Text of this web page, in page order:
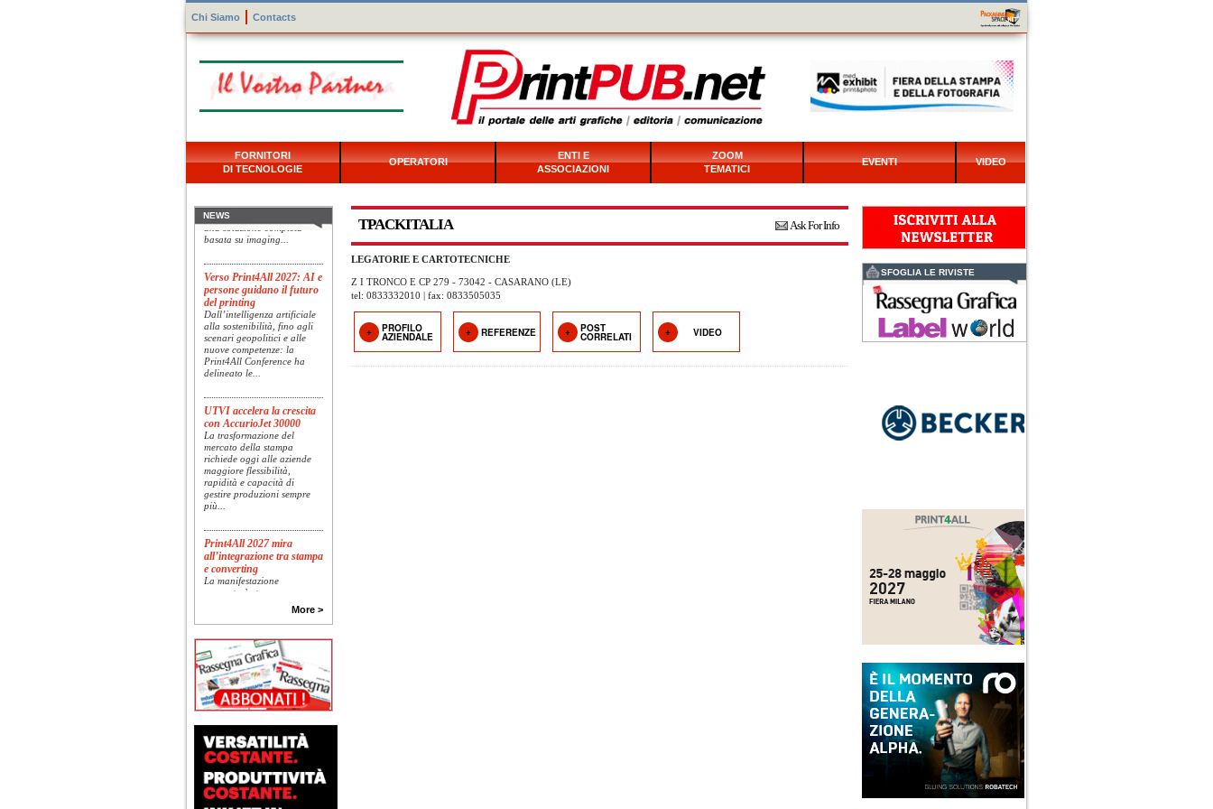
Chi Siamo Contacts
FORNITORI
DI TECNOLOGIE
OPERATORI
ENTI E
ASSOCIAZIONI
ZOOM
TEMATICI
EVENTI VIDEO
Ask For Info
TPACKITALIA
LEGATORIE E CARTOTECNICHE
Z I TRONCO E CP 279 - 73042 - CASARANO (LE)
tel: 0833332010 | fax: 0833505035
PROFILO
AZIENDALE REFERENZE POST
CORRELATI VIDEO
NEWS
Konica Minolta presenta
Specim RETEX
Konica Minolta, realtà di
presenta Specim RETEX,
una soluzione completa
basata su imaging...
Verso Print4All 2027: AI e
persone guidano il futuro
del printing
Dall’intelligenza artificiale
alla sostenibilità, fino agli
scenari geopolitici e alle
nuove competenze: la
Print4All Conference ha
delineato le...
UTVI accelera la crescita
con AccurioJet 30000
La trasformazione del
mercato della stampa
richiede oggi alle aziende
maggiore flessibilità,
rapidità e capacità di
gestire produzioni sempre
più...
Print4All 2027 mira
all’integrazione tra stampa
e converting
La manifestazione
racconterà stampa e
applicazioni industriali, fino
Una...
Platinum Technologies
presenta SIGNATURE
Flatbed
approfondita delle reali
esigenze produttive del
Technologies, centro
europeo di ricerca e...
More >
SFOGLIA LE RIVISTE